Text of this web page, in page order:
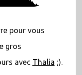
pour vous
gros
avec Thalia ;).